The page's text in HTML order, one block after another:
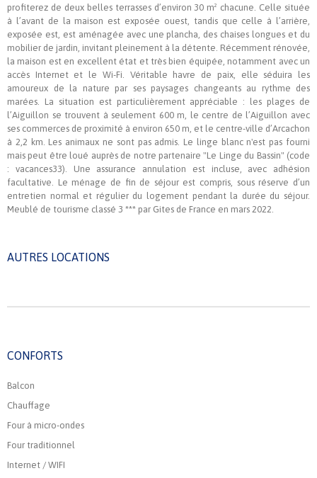
profiterez de deux belles terrasses d’environ 30 m² chacune. Celle située
à l’avant de la maison est exposée ouest, tandis que celle à l’arrière,
exposée est, est aménagée avec une plancha, des chaises longues et du
mobilier de jardin, invitant pleinement à la détente. Récemment rénovée,
la maison est en excellent état et très bien équipée, notamment avec un
accès Internet et le Wi-Fi. Véritable havre de paix, elle séduira les
amoureux de la nature par ses paysages changeants au rythme des
marées. La situation est particulièrement appréciable : les plages de
l’Aiguillon se trouvent à seulement 600 m, le centre de l’Aiguillon avec
ses commerces de proximité à environ 650 m, et le centre-ville d’Arcachon
à 2,2 km. Les animaux ne sont pas admis. Le linge blanc n'est pas fourni
mais peut être loué auprès de notre partenaire "Le Linge du Bassin" (code
: vacances33). Une assurance annulation est incluse, avec adhésion
facultative. Le ménage de fin de séjour est compris, sous réserve d’un
entretien normal et régulier du logement pendant la durée du séjour.
Meublé de tourisme classé 3 *** par Gites de France en mars 2022.
AUTRES LOCATIONS
CONFORTS
Balcon
Chauffage
Four à micro-ondes
Four traditionnel
Internet / WIFI